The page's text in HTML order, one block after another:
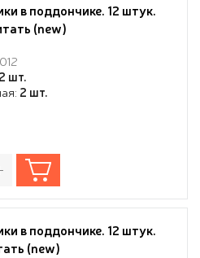
в поддончике. 12 штук.
(new)
шт.
2 шт.
в поддончике. 12 штук.
(new)